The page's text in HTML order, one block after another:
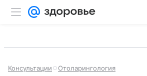
Консультации Отоларингология